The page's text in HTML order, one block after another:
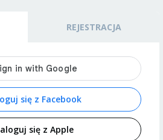
REJESTRACJA
się z Facebook
się z Apple